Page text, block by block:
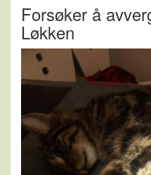
Forsøker å
Løkken